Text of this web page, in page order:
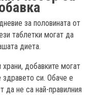
за половината от
таблетки могат да
диета.
добавките могат
си. Обаче е
не са най-правилния